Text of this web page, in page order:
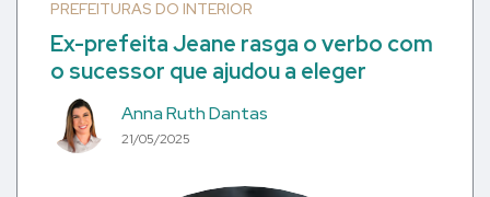
PREFEITURAS DO INTERIOR
Ex-prefeita Jeane rasga o verbo com
o sucessor que ajudou a eleger
Anna Ruth Dantas
21/05/2025